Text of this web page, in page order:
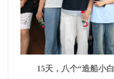
15天，八个“造船小白